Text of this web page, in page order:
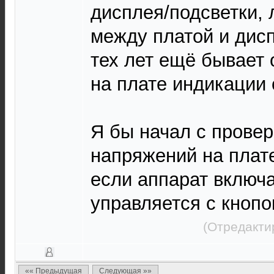
дисплея/
между платой и
тех лет ещё бывает
на плате индикации
Я бы начал с
напряжений на
если аппарат
управляется с
«« Предыдущая Следующая »»